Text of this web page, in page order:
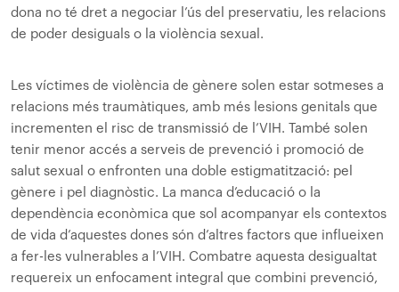
dona no té dret a negociar l’ús del preservatiu, les relacions
de poder desiguals o la violència sexual.
Les víctimes de violència de gènere solen estar sotmeses a
relacions més traumàtiques, amb més lesions genitals que
incrementen el risc de transmissió de l’VIH. També solen
tenir menor accés a serveis de prevenció i promoció de
salut sexual o enfronten una doble estigmatització: pel
gènere i pel diagnòstic. La manca d’educació o la
dependència econòmica que sol acompanyar els contextos
de vida d’aquestes dones són d’altres factors que influeixen
a fer-les vulnerables a l’VIH. Combatre aquesta desigualtat
requereix un enfocament integral que combini prevenció,